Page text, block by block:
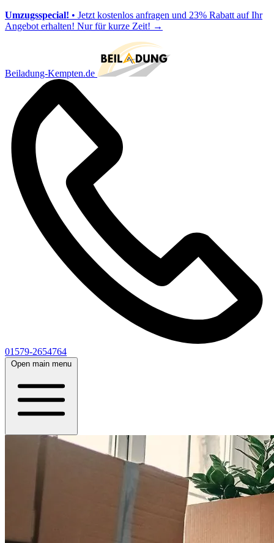
Umzugsspecial! • Jetzt kostenlos anfragen und 23% Rabatt auf Ihr
Angebot erhalten! Nur für kurze Zeit! →
Beiladung-Kempten.de
01579-2654764
Open main menu